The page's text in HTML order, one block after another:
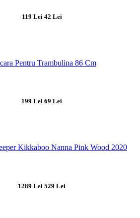
119 Lei 42 Lei
199 Lei 69 Lei
1289 Lei 529 Lei